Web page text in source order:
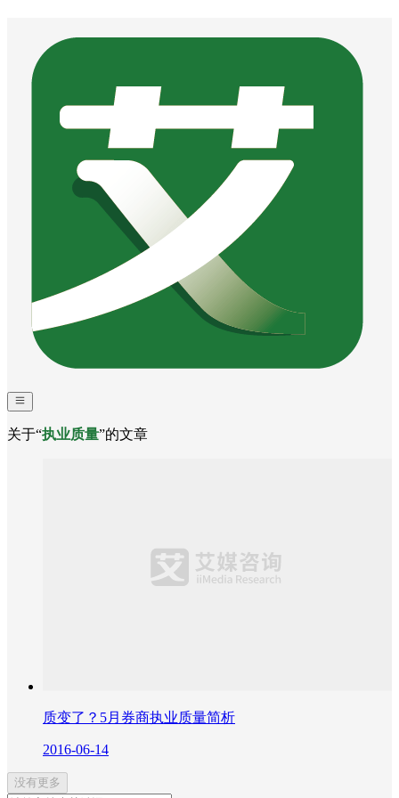
关于“执业质量”的文章
质变了？5月券商执业质量简析
2016-06-14
没有更多